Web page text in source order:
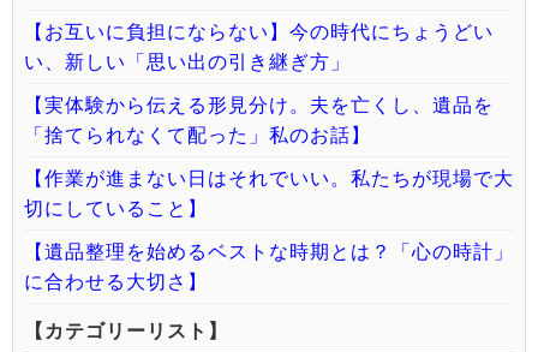
【お互いに負担にならない】今の時代にちょうどい
い、新しい「思い出の引き継ぎ方」
【実体験から伝える形見分け。夫を亡くし、遺品を
「捨てられなくて配った」私のお話】
【作業が進まない日はそれでいい。私たちが現場で大
切にしていること】
【遺品整理を始めるベストな時期とは？「心の時計」
に合わせる大切さ】
【カテゴリーリスト】